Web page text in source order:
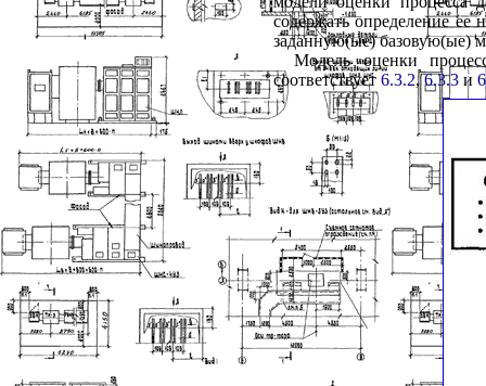
содержать определение ее
заданную(ые)базовую(ые)
Модель
оценки
соответствует 6.3.2,6.3.3 и